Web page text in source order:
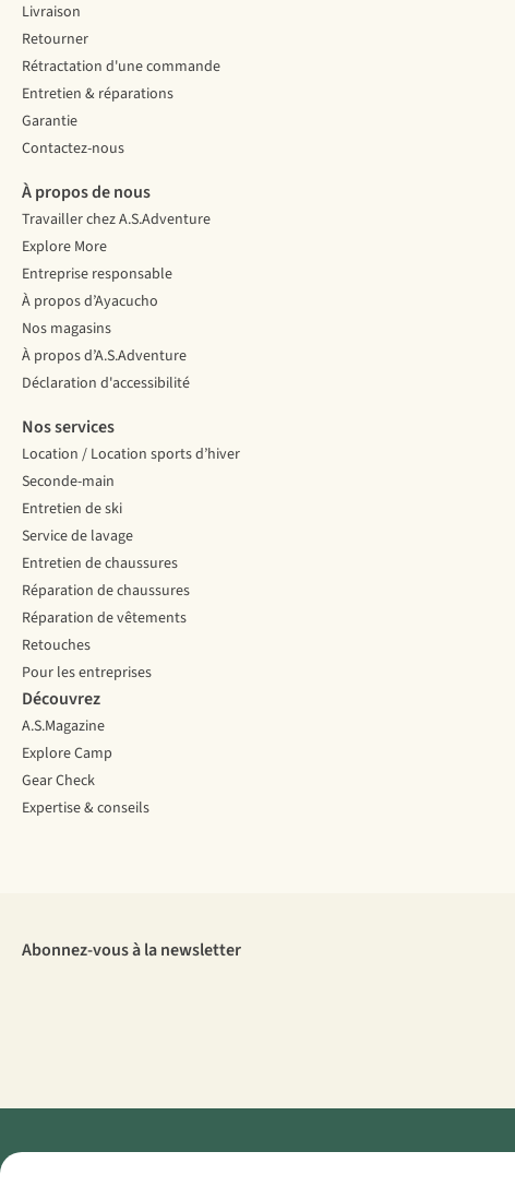
Livraison
Retourner
Rétractation d'une commande
Entretien & réparations
Garantie
Contactez-nous
À propos de nous
Travailler chez A.S.Adventure
Explore More
Entreprise responsable
À propos d’Ayacucho
Nos magasins
À propos d’A.S.Adventure
Déclaration d'accessibilité
Nos services
Location / Location sports d’hiver
Seconde-main
Entretien de ski
Service de lavage
Entretien de chaussures
Réparation de chaussures
Réparation de vêtements
Retouches
Pour les entreprises
Découvrez
A.S.Magazine
Explore Camp
Gear Check
Expertise & conseils
Abonnez-vous à la newsletter